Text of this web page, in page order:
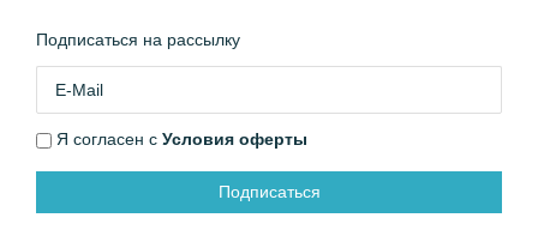
Подписаться на рассылку
Я согласен с Условия оферты
Подписаться